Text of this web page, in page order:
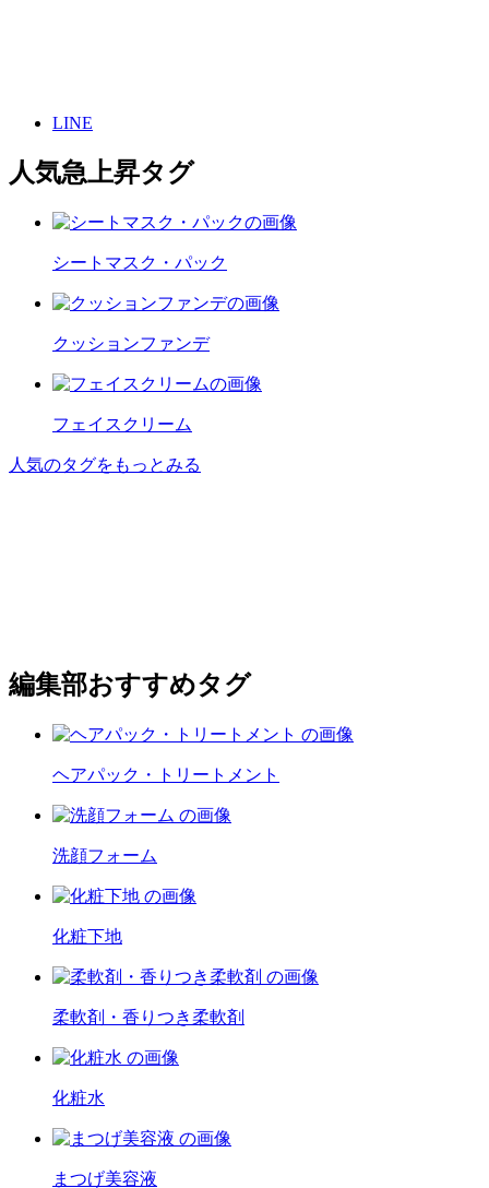
LINE
人気急上昇タグ
シートマスク・パック
クッションファンデ
フェイスクリーム
人気のタグをもっとみる
編集部おすすめタグ
ヘアパック・トリートメント
洗顔フォーム
化粧下地
柔軟剤・香りつき柔軟剤
化粧水
まつげ美容液